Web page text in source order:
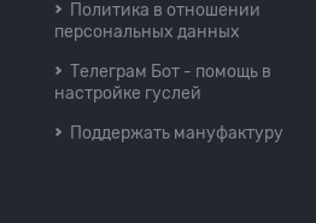
Политика в отношении
персональных данных
Телеграм Бот - помощь в
настройке гуслей
Поддержать мануфактуру